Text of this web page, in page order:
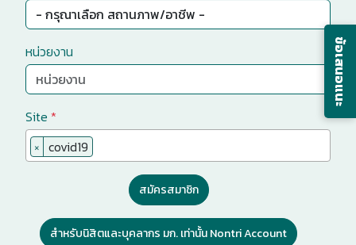
หน่วยงาน
Site *
× covid19
สมัครสมาชิก
สำหรับนิสิตและบุคลากร มก. เท่านั้น Nontri Account
ข้อเสนอแนะ